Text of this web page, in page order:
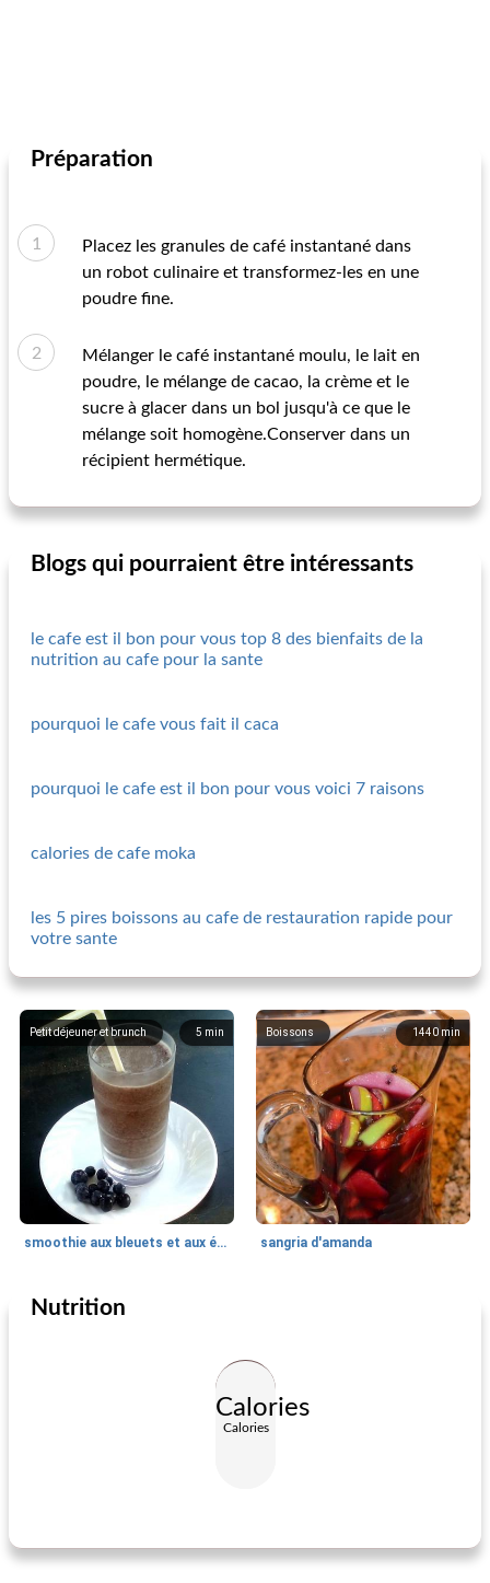
Préparation
Placez les granules de café instantané dans
un robot culinaire et transformez-les en une
poudre fine.
Mélanger le café instantané moulu, le lait en
poudre, le mélange de cacao, la crème et le
sucre à glacer dans un bol jusqu'à ce que le
mélange soit homogène.Conserver dans un
récipient hermétique.
Blogs qui pourraient être intéressants
le cafe est il bon pour vous top 8 des bienfaits de la
nutrition au cafe pour la sante
pourquoi le cafe vous fait il caca
pourquoi le cafe est il bon pour vous voici 7 raisons
calories de cafe moka
les 5 pires boissons au cafe de restauration rapide pour
votre sante
5 min
Petit déjeuner et brunch
smoothie aux bleuets et aux épinards
1440min
Boissons
sangria d'amanda
Boissons
Nutrition
Calories
Calories